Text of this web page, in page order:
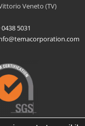
Veneto (TV)
5031